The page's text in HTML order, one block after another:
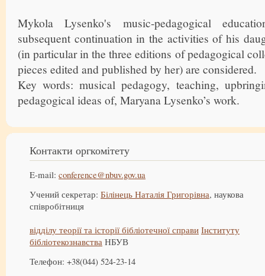
Mykola Lysenko's music-pedagogical
subsequent continuation in the activities of his
(in particular in the three editions of pedagogical
pieces edited and published by her) are considered.
Key words: musical pedagogy, teaching,
pedagogical ideas of, Maryana Lysenko’s work.
Контакти оргкомітету
E-mail: conference@nbuv.gov.ua
Учений секретар: Білінець Наталія Григорівна, наукова
співробітниця
відділу теорії та історії бібліотечної справи Інституту
бібліотекознавства НБУВ
Телефон: +38(044) 524-23-14